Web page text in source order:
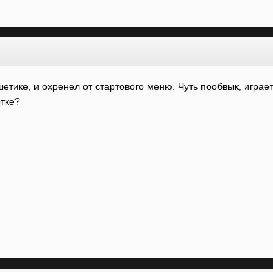
и охренел от стартового меню. Чуть пообвык,